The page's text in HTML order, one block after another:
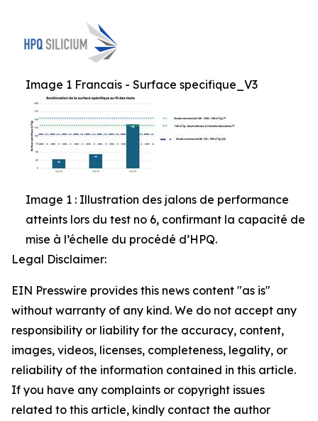
Image 1 Francais - Surface specifique_V3
Image 1 : Illustration des jalons de performance
atteints lors du test no 6, confirmant la capacité de
mise à l’échelle du procédé d’HPQ.
Legal Disclaimer:
EIN Presswire provides this news content "as is"
without warranty of any kind. We do not accept any
responsibility or liability for the accuracy, content,
images, videos, licenses, completeness, legality, or
reliability of the information contained in this article.
If you have any complaints or copyright issues
related to this article, kindly contact the author